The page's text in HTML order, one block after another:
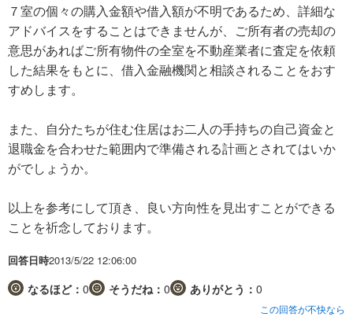
７室の個々の購入金額や借入額が不明であるため、詳細な
アドバイスをすることはできませんが、ご所有者の売却の
意思があればご所有物件の全室を不動産業者に査定を依頼
した結果をもとに、借入金融機関と相談されることをおす
すめします。
また、自分たちが住む住居はお二人の手持ちの自己資金と
退職金を合わせた範囲内で準備される計画とされてはいか
がでしょうか。
以上を参考にして頂き、良い方向性を見出すことができる
ことを祈念しております。
回答日時2013/5/22 12:06:00
なるほど： 0 そうだね： 0 ありがとう： 0
この回答が不快なら